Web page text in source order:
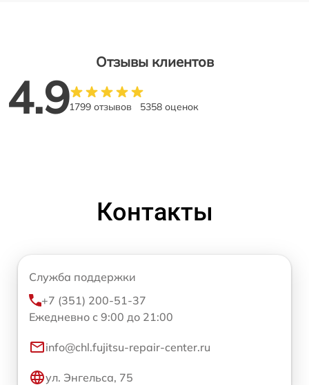
Отзывы клиентов
4.91799 отзывов 5358 оценок
Контакты
Служба поддержки
+7 (351) 200-51-37
Ежедневно с 9:00 до 21:00
info@chl.fujitsu-repair-center.ru
ул. Энгельса, 75